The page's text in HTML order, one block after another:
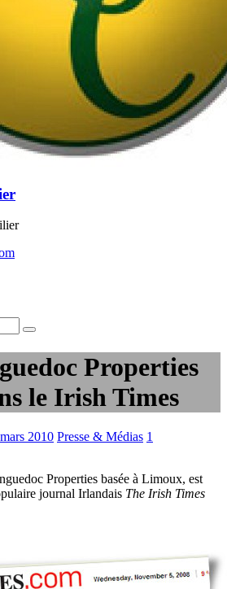
Properties
le Irish Times
2010 Presse & Médias 1
Properties basée à Limoux, est
journal Irlandais The Irish Times